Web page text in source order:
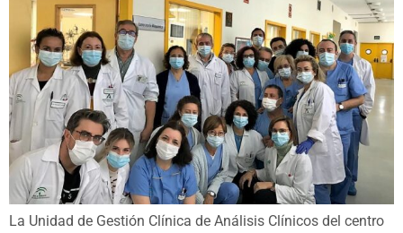
La Unidad de Gestión Clínica de Análisis Clínicos del centro